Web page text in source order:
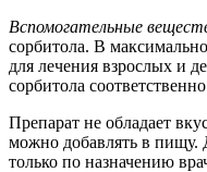
Вспомогательные
сорбитола. В
для лечения взрослых и
сорбитола
Препарат не обладает
можно добавлять в пищу.
только по назначению